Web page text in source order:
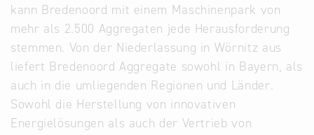
kann Bredenoord mit einem Maschinenpark von
mehr als 2.500 Aggregaten jede Herausforderung
stemmen. Von der Niederlassung in Wörnitz aus
liefert Bredenoord Aggregate sowohl in Bayern, als
auch in die umliegenden Regionen und Länder.
Sowohl die Herstellung von innovativen
Energielösungen als auch der Vertrieb von